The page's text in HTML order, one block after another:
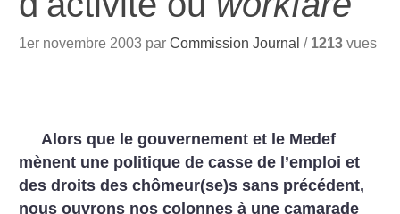
1er novembre 2003 parCommission Journal / 1213 vues
Alors que le gouvernement et le Medef
mènent une politique de casse de l’emploi et
des droits des chômeur(se)s sans précédent,
nous ouvrons nos colonnes à une camarade